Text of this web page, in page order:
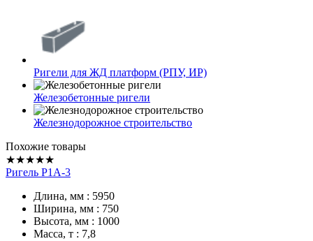
Ригели для ЖД платформ (РПУ, ИР)
Железобетонные ригели
Железнодорожное строительство
Похожие товары
★★★★★
Ригель Р1А-3
Длина, мм : 5950
Ширина, мм : 750
Высота, мм : 1000
Масса, т : 7,8